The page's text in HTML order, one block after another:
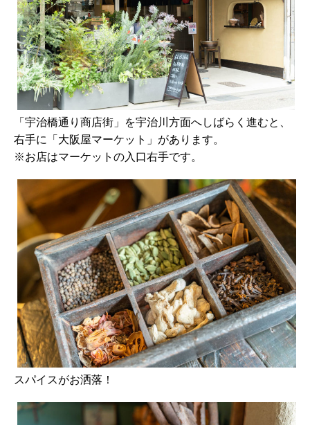
「宇治橋通り商店街」を宇治川方面へしばらく進むと、
右手に「大阪屋マーケット」があります。
※お店はマーケットの入口右手です。
スパイスがお洒落！